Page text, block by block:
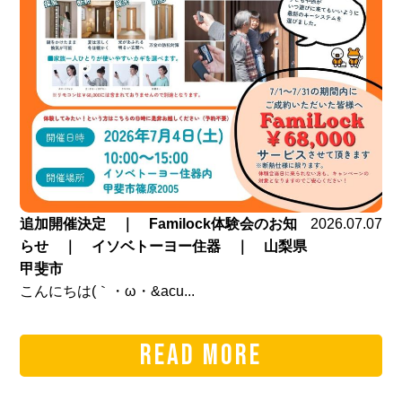
追加開催決定 ｜ Familock体験会のお知
らせ ｜ イソベトーヨー住器 ｜ 山梨県
甲斐市
2026.07.07
こんにちは(｀・ω・&acu...
READ MORE